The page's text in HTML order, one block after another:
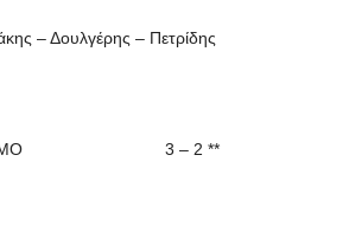
– Δουλγέρης – Πετρίδης
ΓΟΝΙΜΟ 3 – 2 **